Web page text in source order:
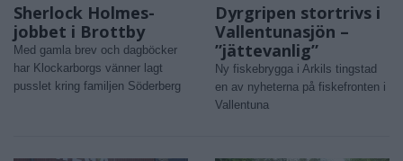
Sherlock Holmes-
jobbet i Brottby
Med gamla brev och dagböcker
har Klockarborgs vänner lagt
pusslet kring familjen Söderberg
Dyrgripen stortrivs i
Vallentunasjön –
”jättevanlig”
Ny fiskebrygga i Arkils tingstad
en av nyheterna på fiskefronten i
Vallentuna